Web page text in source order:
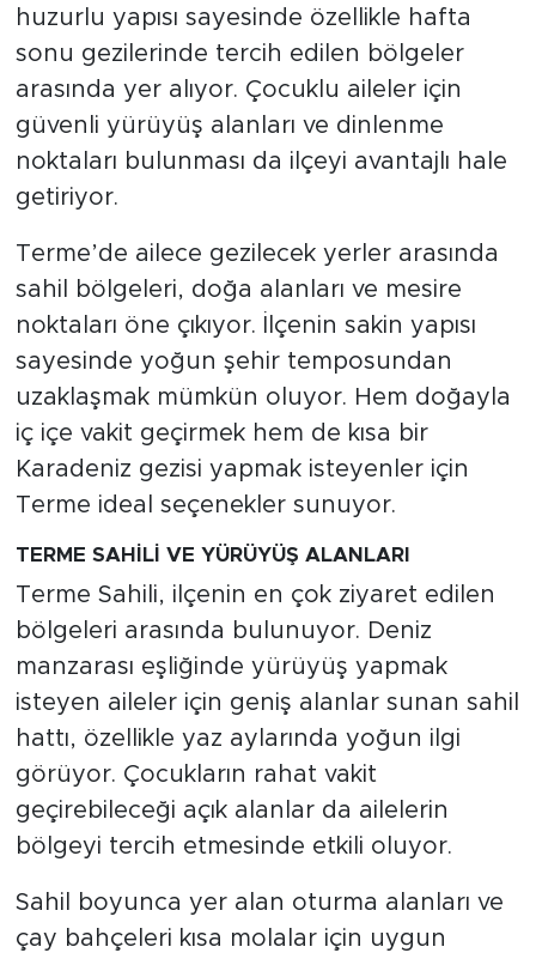
huzurlu yapısı sayesinde özellikle hafta
sonu gezilerinde tercih edilen bölgeler
arasında yer alıyor. Çocuklu aileler için
güvenli yürüyüş alanları ve dinlenme
noktaları bulunması da ilçeyi avantajlı hale
getiriyor.
Terme’de ailece gezilecek yerler arasında
sahil bölgeleri, doğa alanları ve mesire
noktaları öne çıkıyor. İlçenin sakin yapısı
sayesinde yoğun şehir temposundan
uzaklaşmak mümkün oluyor. Hem doğayla
iç içe vakit geçirmek hem de kısa bir
Karadeniz gezisi yapmak isteyenler için
Terme ideal seçenekler sunuyor.
TERME SAHİLİ VE YÜRÜYÜŞ ALANLARI
Terme Sahili, ilçenin en çok ziyaret edilen
bölgeleri arasında bulunuyor. Deniz
manzarası eşliğinde yürüyüş yapmak
isteyen aileler için geniş alanlar sunan sahil
hattı, özellikle yaz aylarında yoğun ilgi
görüyor. Çocukların rahat vakit
geçirebileceği açık alanlar da ailelerin
bölgeyi tercih etmesinde etkili oluyor.
Sahil boyunca yer alan oturma alanları ve
çay bahçeleri kısa molalar için uygun